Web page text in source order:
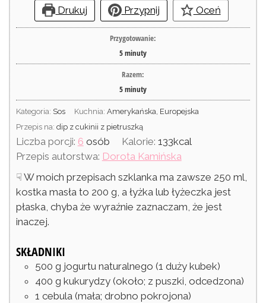
Drukuj Przypnij Oceń
Przygotowanie:
5minuty
Razem:
5minuty
Kategoria: Sos Kuchnia:Amerykańska, Europejska
Przepis na: dip z cukinii z pietruszką
Liczba porcji: 6 osób Kalorie:133kcal
Przepis autorstwa: Dorota Kamińska
☟ W moich przepisach szklanka ma zawsze 250 ml,
kostka masła to 200 g, a łyżka lub łyżeczka jest
płaska, chyba że wyraźnie zaznaczam, że jest
inaczej.
SKŁADNIKI
500 g jogurtu naturalnego (1 duży kubek)
400 g kukurydzy (około; z puszki, odcedzona)
1 cebula (mała; drobno pokrojona)